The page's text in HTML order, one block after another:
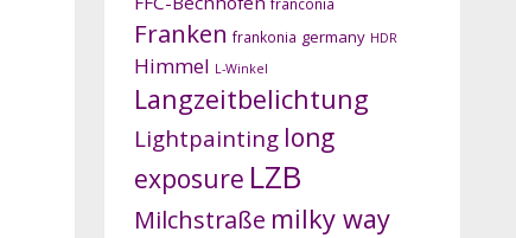
Franken frankonia germany HDR
Himmel L-Winkel
Langzeitbelichtung
Lightpainting long
exposure LZB
Milchstraße milky way